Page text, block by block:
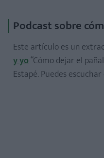
Podcast sobre
Este artículo es un
y yo“Cómo dejar el
Estapé. Puedes